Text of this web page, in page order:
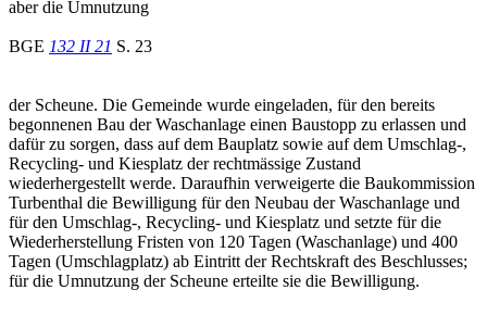
aber die Umnutzung
BGE 132 II 21 S. 23
der Scheune. Die Gemeinde wurde eingeladen, für den bereits
begonnenen Bau der Waschanlage einen Baustopp zu erlassen und
dafür zu sorgen, dass auf dem Bauplatz sowie auf dem Umschlag-,
Recycling- und Kiesplatz der rechtmässige Zustand
wiederhergestellt werde. Daraufhin verweigerte die Baukommission
Turbenthal die Bewilligung für den Neubau der Waschanlage und
für den Umschlag-, Recycling- und Kiesplatz und setzte für die
Wiederherstellung Fristen von 120 Tagen (Waschanlage) und 400
Tagen (Umschlagplatz) ab Eintritt der Rechtskraft des Beschlusses;
für die Umnutzung der Scheune erteilte sie die Bewilligung.